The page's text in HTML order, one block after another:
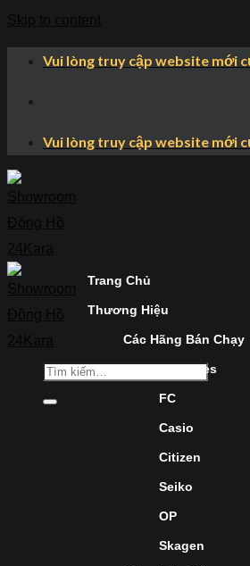
Vui lòng truy cập website mới
Vui lòng truy cập website mới
Trang Chủ
Thương Hiệu
Các Hãng Bán Chạy
Longines
FC
Casio
Citizen
Seiko
OP
Skagen